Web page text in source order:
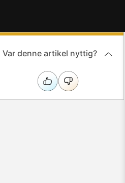
Var denne artikel nyttig?